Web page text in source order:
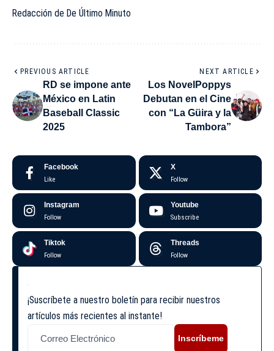
Redacción de De Último Minuto
PREVIOUS ARTICLE
RD se impone ante
México en Latin
Baseball Classic
2025
NEXT ARTICLE
Los NovelPoppys
Debutan en el Cine
con “La Güira y la
Tambora”
Facebook
Like
X
Follow
Instagram
Follow
Youtube
Subscribe
Tiktok
Follow
Threads
Follow
¡Suscríbete a nuestro boletín para recibir nuestros
artículos más recientes al instante!
Inscríbeme